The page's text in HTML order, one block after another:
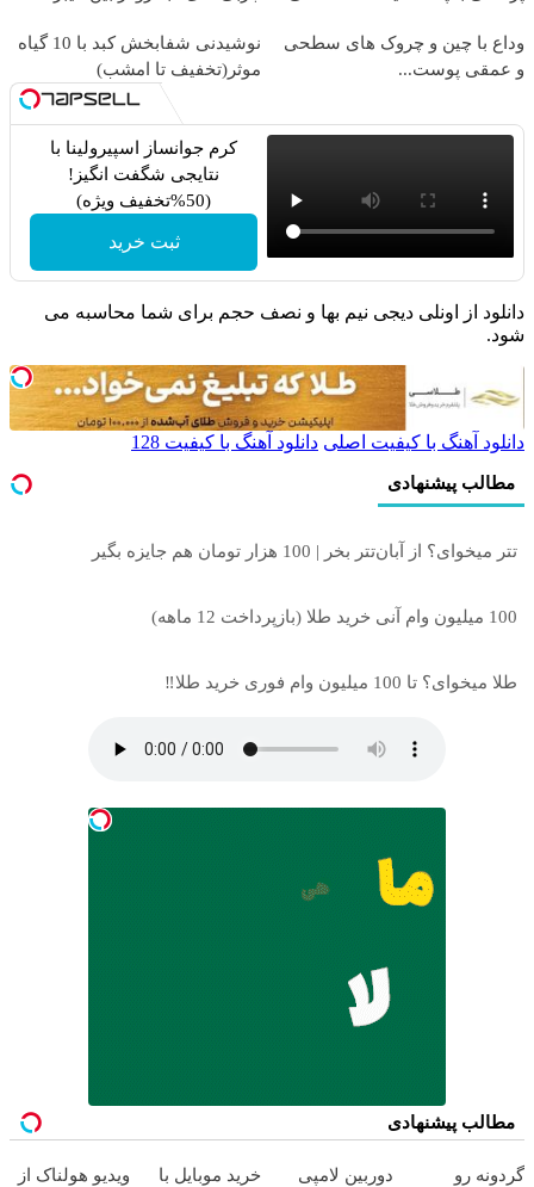
وداع با چین و چروک های سطحی
و عمقی پوست...
نوشیدنی شفابخش کبد با 10 گیاه
موثر(تخفیف تا امشب)
کرم جوانساز اسپیرولینا با
نتایجی شگفت انگیز!
(50%تخفیف ویژه)
ثبت خرید
دانلود از اونلی دیجی نیم بها و نصف حجم برای شما محاسبه می
شود.
دانلود آهنگ با کیفیت اصلی دانلود آهنگ با کیفیت 128
مطالب پیشنهادی
تتر میخوای؟ از آبان‌تتر بخر | 100 هزار تومان هم جایزه بگیر
100 میلیون وام آنی خرید طلا (بازپرداخت 12 ماهه)
طلا میخوای؟ تا 100 میلیون وام فوری خرید طلا‼️
مطالب پیشنهادی
گردونه رو
دوربین لامپی
خرید موبایل با
ویدیو هولناک از